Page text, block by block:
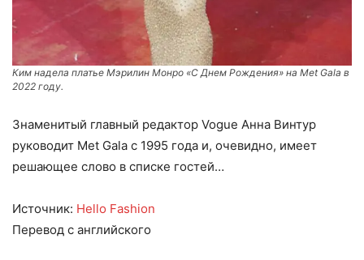
Ким надела платье Мэрилин Монро «С Днем Рождения» на Met Gala в
2022 году.
Знаменитый главный редактор Vogue Анна Винтур
руководит Met Gala с 1995 года и, очевидно, имеет
решающее слово в списке гостей…
Источник: Hello Fashion
Перевод с английского